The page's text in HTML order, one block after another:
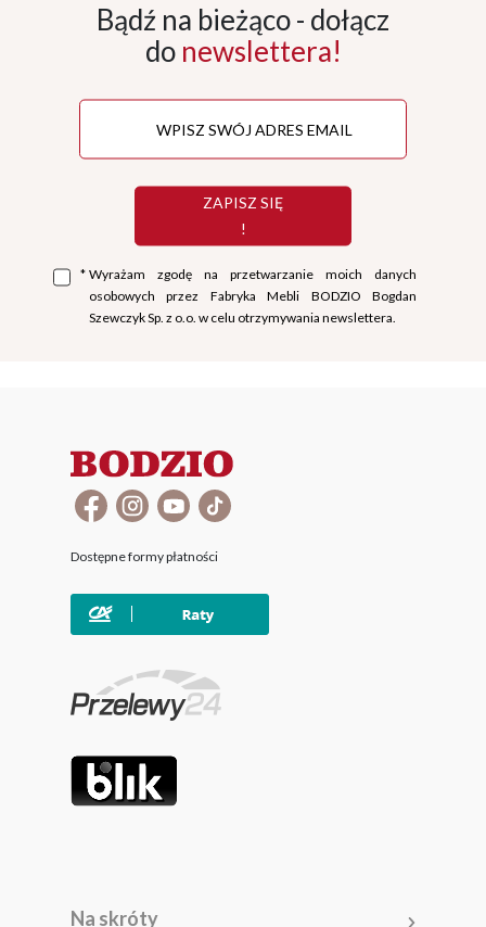
Bądź na bieżąco - dołącz
do newslettera!
ZAPISZ SIĘ
!
* Wyrażam zgodę na przetwarzanie moich danych
osobowych przez Fabryka Mebli BODZIO Bogdan
Szewczyk Sp. z o.o. w celu otrzymywania newslettera.
Dostępne formy płatności
Na skróty